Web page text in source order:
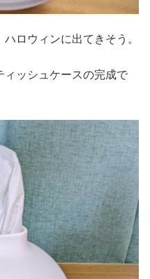
ロウィンに出てきそう。
ィッシュケースの完成で